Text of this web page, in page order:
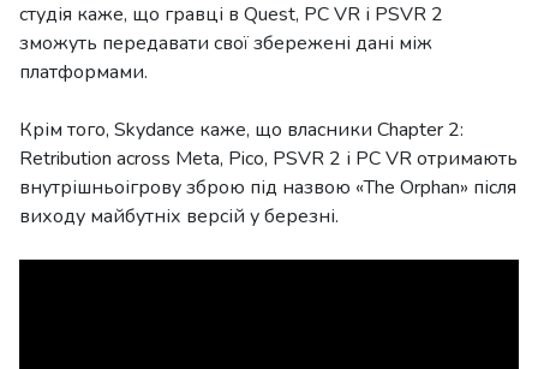
студія каже, що гравці в Quest, PC VR і PSVR 2
зможуть передавати свої збережені дані між
платформами.
Крім того, Skydance каже, що власники Chapter 2:
Retribution across Meta, Pico, PSVR 2 і PC VR отримають
внутрішньоігрову зброю під назвою «The Orphan» після
виходу майбутніх версій у березні.